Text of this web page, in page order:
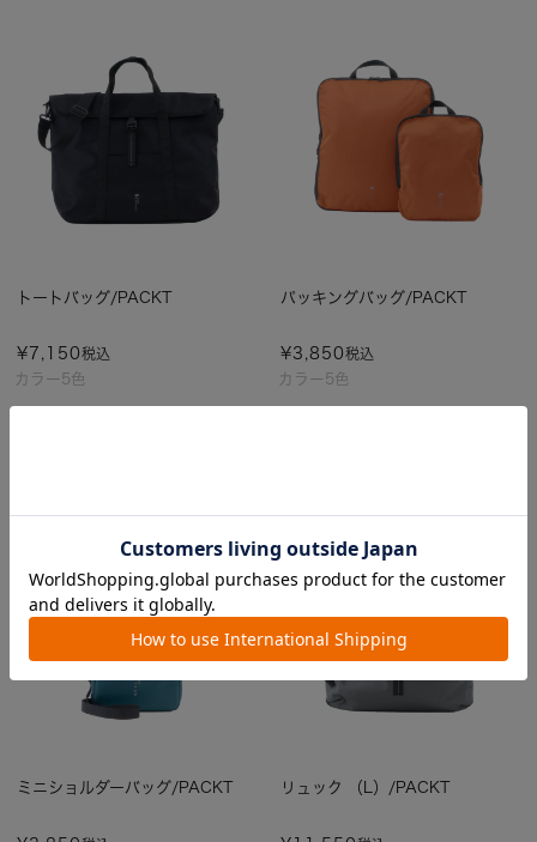
カラー5色
トートバッグ/PACKT
¥ 7,150税込
カラー5色
パッキングバッグ/PACKT
¥3,850税込
ミニショルダーバッグ/PACKT リュック （L）/PACKT